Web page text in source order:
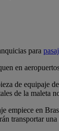
para
en
de equipaje
de la maleta
empiece en
transportar